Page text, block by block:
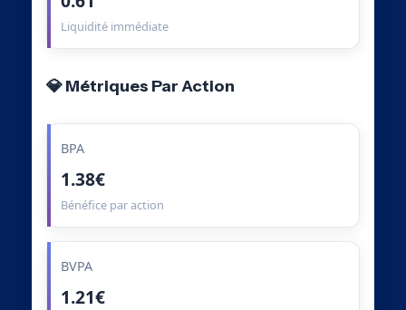
Liquidité immédiate
💎 Métriques Par Action
BPA
1.38€
Bénéfice par action
BVPA
1.21€